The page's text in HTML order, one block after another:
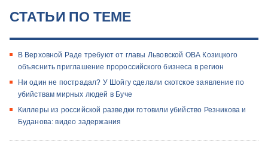
СТАТЬИ ПО ТЕМЕ
В Верховной Раде требуют от главы Львовской ОВА Козицкого
объяснить приглашение пророссийского бизнеса в регион
Ни один не пострадал? У Шойгу сделали скотское заявление по
убийствам мирных людей в Буче
Киллеры из российской разведки готовили убийство Резникова и
Буданова: видео задержания